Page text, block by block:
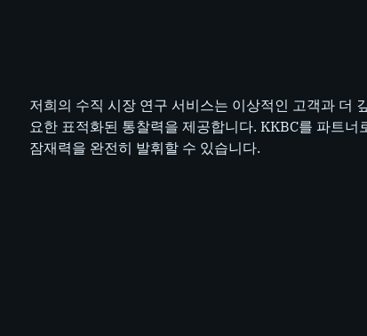
저희의 수직 시장 연구 서비스는 이상적인 고객과 더
요한 표적화된 통찰력을 제공합니다. KKBC를 파트너
잠재력을 완전히 발휘할 수 있습니다.